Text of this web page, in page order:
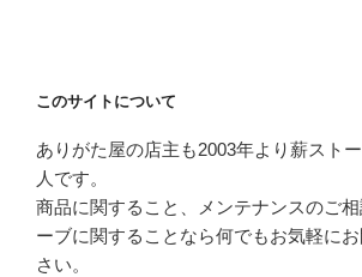
このサイトについて
ありがた屋の店主も2003年より薪スト
人です。
商品に関すること、メンテナンスのご
ーブに関することなら何でもお気軽に
さい。